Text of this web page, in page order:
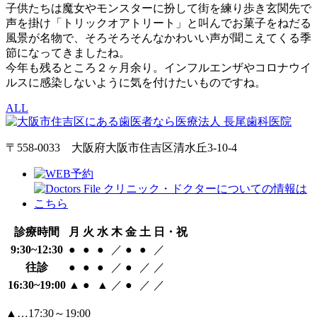
子供たちは魔女やモンスターに扮して街を練り歩き玄関先で
声を掛け「トリックオアトリート」と叫んでお菓子をねだる
風景が名物で、そろそろそんなかわいい声が聞こえてくる季
節になってきましたね。
今年も残るところ２ヶ月余り。インフルエンザやコロナウイ
ルスに感染しないように気を付けたいものですね。
ALL
〒558-0033 大阪府大阪市住吉区清水丘3-10-4
診療時間 月 火 水 木 金 土 日・祝
9:30~12:30 ● ● ● ／ ● ●
／
往診
● ● ● ／ ● ／ ／
16:30~19:00 ▲ ● ▲ ／ ● ／ ／
▲…17:30～19:00